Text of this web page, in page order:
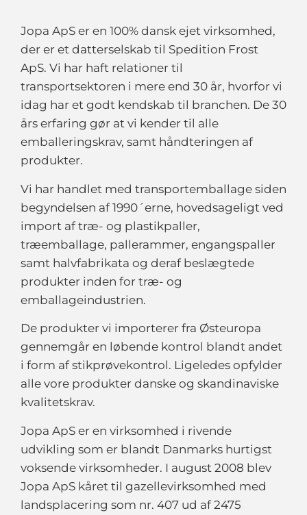
Jopa ApS er en 100% dansk ejet virksomhed,
der er et datterselskab til Spedition Frost
ApS. Vi har haft relationer til
transportsektoren i mere end 30 år, hvorfor vi
idag har et godt kendskab til branchen. De 30
års erfaring gør at vi kender til alle
emballeringskrav, samt håndteringen af
produkter.
Vi har handlet med transportemballage siden
begyndelsen af 1990´erne, hovedsageligt ved
import af træ- og plastikpaller,
træemballage, pallerammer, engangspaller
samt halvfabrikata og deraf beslægtede
produkter inden for træ- og
emballageindustrien.
De produkter vi importerer fra Østeuropa
gennemgår en løbende kontrol blandt andet
i form af stikprøvekontrol. Ligeledes opfylder
alle vore produkter danske og skandinaviske
kvalitetskrav.
Jopa ApS er en virksomhed i rivende
udvikling som er blandt Danmarks hurtigst
voksende virksomheder. I august 2008 blev
Jopa ApS kåret til gazellevirksomhed med
landsplacering som nr. 407 ud af 2475